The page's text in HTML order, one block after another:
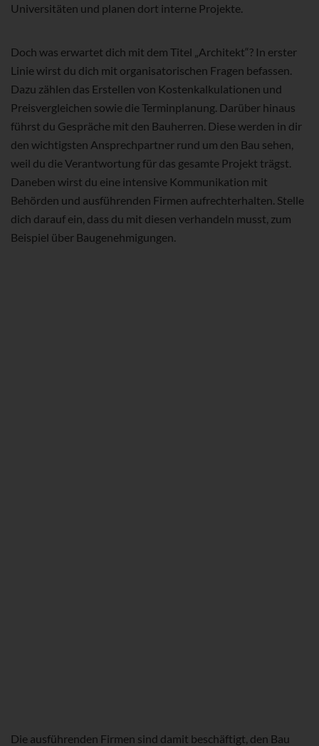
Universitäten und planen dort interne Projekte.
Doch was erwartet dich mit dem Titel „Architekt“? In erster
Linie wirst du dich mit organisatorischen Fragen befassen.
Dazu zählen das Erstellen von Kostenkalkulationen und
Preisvergleichen sowie die Terminplanung. Darüber hinaus
führst du Gespräche mit den Bauherren. Diese werden in dir
den wichtigsten Ansprechpartner rund um den Bau sehen,
weil du die Verantwortung für das gesamte Projekt trägst.
Daneben wirst du eine intensive Kommunikation mit
Behörden und ausführenden Firmen aufrechterhalten. Stelle
dich darauf ein, dass du mit diesen verhandeln musst, zum
Beispiel über Baugenehmigungen.
Die ausführenden Firmen sind damit beschäftigt, den Bau